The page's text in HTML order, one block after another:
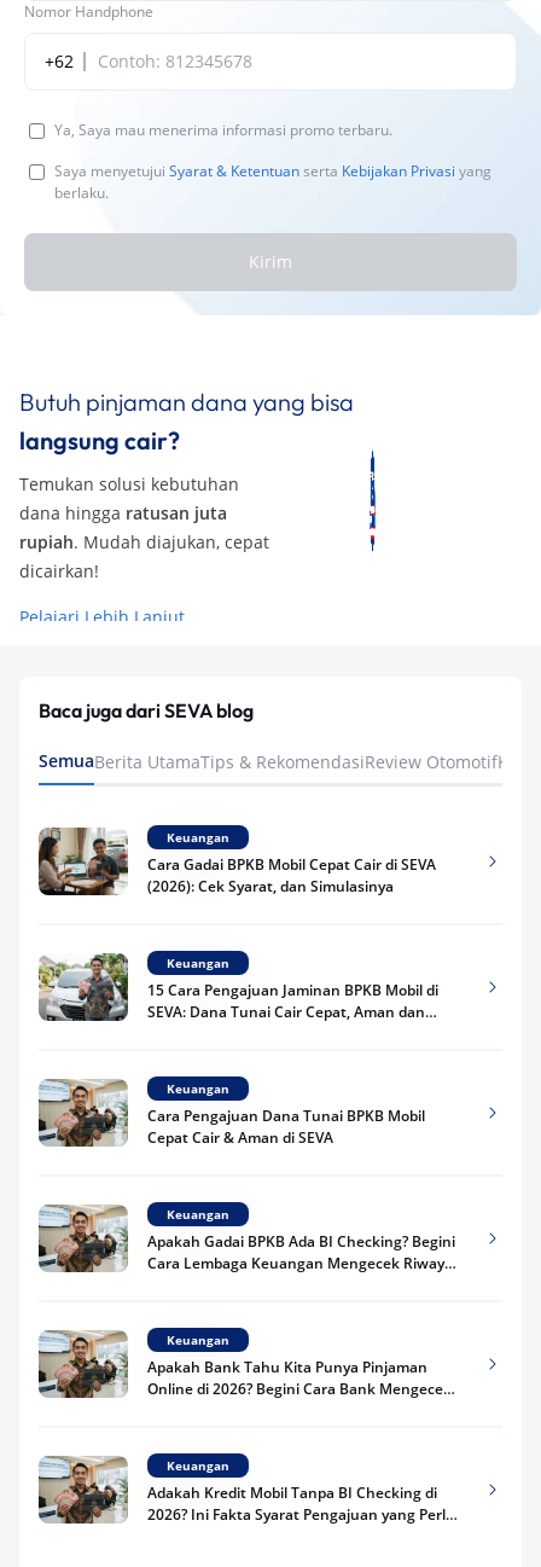
Nomor Handphone
+62
Ya, Saya mau menerima informasi promo terbaru.
Saya menyetujui Syarat & Ketentuanserta Kebijakan Privasi yang
berlaku.
Kirim
Butuh pinjaman dana yang bisa
langsung cair?
Temukan solusi kebutuhan
dana hingga ratusan juta
rupiah. Mudah diajukan, cepat
dicairkan!
Pelajari Lebih Lanjut
Baca juga dari SEVA blog
SemuaBerita UtamaTips & RekomendasiReview Otomotif
Keuangan
Cara Gadai BPKB Mobil Cepat Cair di SEVA
(2026): Cek Syarat, dan Simulasinya
Keuangan
15 Cara Pengajuan Jaminan BPKB Mobil di
SEVA: Dana Tunai Cair Cepat, Aman dan
Keuangan
Cara Pengajuan Dana Tunai BPKB Mobil
Cepat Cair & Aman di SEVA
Keuangan
Apakah Gadai BPKB Ada BI Checking? Begini
Cara Lembaga Keuangan Mengecek Riwayat
Keuangan
Apakah Bank Tahu Kita Punya Pinjaman
Online di 2026? Begini Cara Bank Mengecek
Keuangan
Adakah Kredit Mobil Tanpa BI Checking di
2026? Ini Fakta Syarat Pengajuan yang Perlu